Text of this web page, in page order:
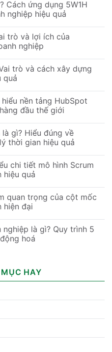
Cách ứng dụng 5W1H
nghiệp hiệu quả
trò và lợi ích của
nghiệp
trò và cách xây dựng
quả
nền tảng HubSpot
đầu thế giới
gì? Hiểu đúng về
thời gian hiệu quả
chi tiết mô hình Scrum
hiệu quả
quan trọng của cột mốc
hiện đại
là gì? Quy trình 5
hoá
HAY